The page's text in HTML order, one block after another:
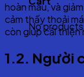
No
hoàn máu, và
cảm thấy thoải
còn giúp cải
1.2. Người